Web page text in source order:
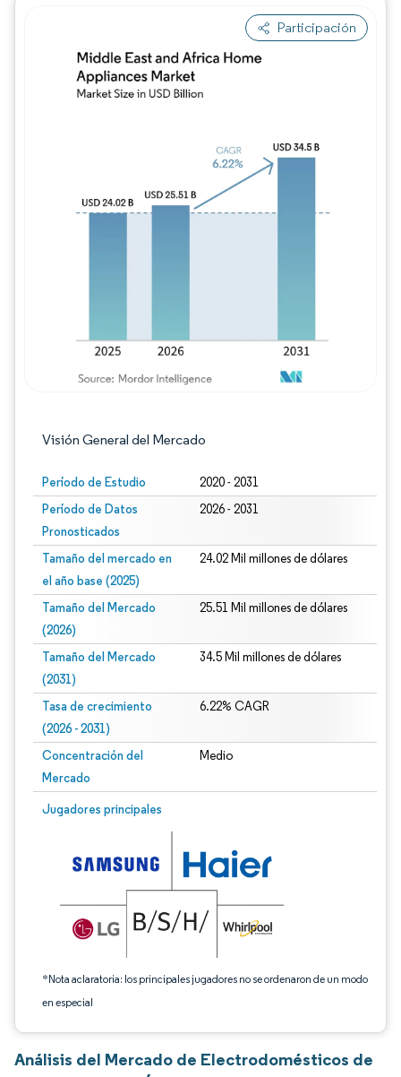
Participación
Visión General del Mercado
Período de Estudio 2020 - 2031
Período de Datos
Pronosticados
2026 - 2031
Tamaño del mercado en
el año base (2025)
24.02 Mil millones de dólares
Tamaño del Mercado
(2026)
25.51 Mil millones de dólares
Tamaño del Mercado
(2031)
34.5 Mil millones de dólares
Tasa de crecimiento
(2026 - 2031)
6.22% CAGR
Concentración del
Mercado
Medio
Jugadores principales
*Nota aclaratoria: los principales jugadores no se ordenaron de un modo
en especial
Imagen © Mordor Intelligence. El uso requiere atribución según CC BY 4.0.
Análisis del Mercado de Electrodomésticos de